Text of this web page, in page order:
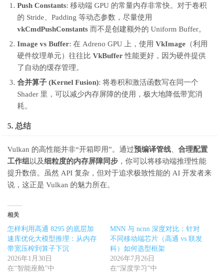
Push Constants: 移动端 GPU 的常量内存非常快。对于卷积
的 Stride、Padding 等动态参数，尽量使用
vkCmdPushConstants 而不是创建额外的 Uniform Buffer。
Image vs Buffer: 在 Adreno GPU 上，使用 VkImage （利用
硬件纹理单元）往往比 VkBuffer性能更好，因为硬件提供
了自动的缓存管理。
合并算子 (Kernel Fusion): 将卷积和激活函数写在同一个
Shader 里，可以减少内存屏障的使用，极大地降低带宽消
耗。
5. 总结
Vulkan 的高性能并非“开箱即用”。通过预编译管线
合理配置
工作组 以及细粒度的内存屏障同步 ，你可以将移动端推理性能
提升数倍。虽然 API 复杂，但对于追求极致性能的 AI 开发者来
说，这正是 Vulkan 的魅力所在。
相关
怎样利用高通 8295 的底层加
速库优化大模型推理：从内存
带宽压榨到算子下沉
2026年1月30日
在“智能座舱”中
MNN 与 ncnn 深度对比：针对
不同移动端芯片（高通 vs 联发
科）如何选型框架
2026年7月26日
在“深度学习”中